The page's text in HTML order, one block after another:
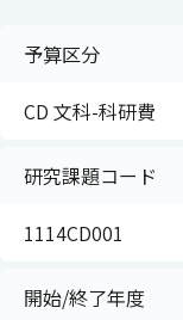
予算区分
CD 文科-科研費
研究課題コード
1114CD001
開始/終了年度